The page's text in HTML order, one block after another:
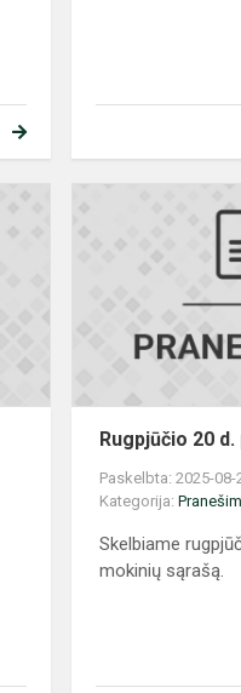
Rugpjūčio 20
Paskelbta: 2025-08-
Kategorija:
Skelbiame
mokinių sąrašą.